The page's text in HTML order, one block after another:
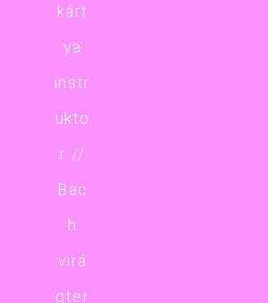
kárt
ya
instr
ukto
r //
Bac
h
virá
gter